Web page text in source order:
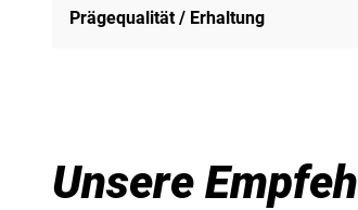
Prägequalität / Erhaltung
Unsere